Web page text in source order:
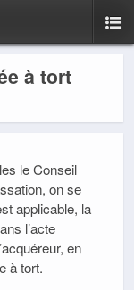
à tort
le Conseil
on se
applicable, la
l’acte
en
à tort.